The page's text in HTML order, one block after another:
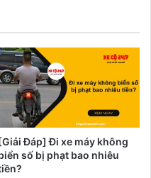
Đáp] Đi xe máy không
số bị phạt bao nhiêu